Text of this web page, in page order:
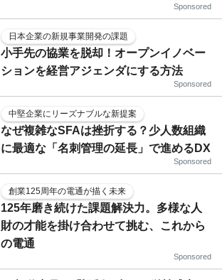
Sponsored
日本企業の新規事業開発の課題
小手先の協業を脱却！オープンイノベー
ションを経営アジェンダにする方法
Sponsored
中堅企業にリーズナブルな新提案
なぜ複雑なSFAは挫折する？少人数組織
に最適な「名刺管理の延長」で進めるDX
Sponsored
創業125周年の電通が描く未来
125年磨き続けた課題解決力。多様な人
財の才能を掛け合わせて挑む、これから
の電通
Sponsored